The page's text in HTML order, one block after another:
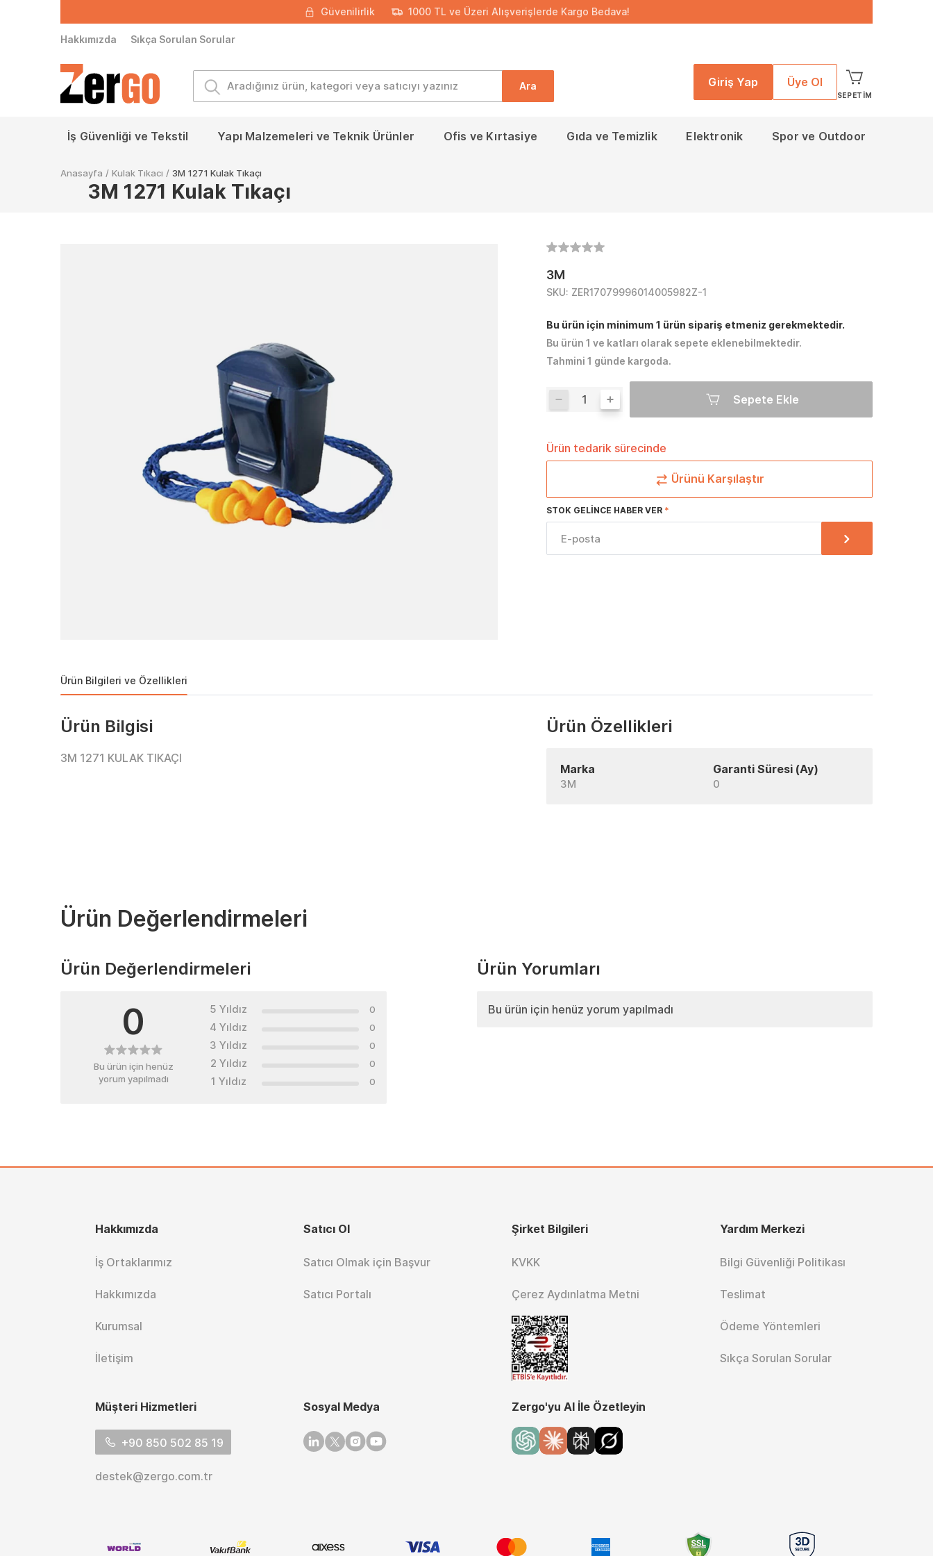
Güvenilirlik 1000 TL ve Üzeri Alışverişlerde Kargo Bedava!
Hakkımızda Sıkça Sorulan Sorular
Ara Giriş Yap Üye Ol
SEPETIM
İş Güvenliği ve Tekstil Yapı Malzemeleri ve Teknik Ürünler Ofis ve Kırtasiye Gıda ve Temizlik Elektronik Spor ve Outdoor
Anasayfa / Kulak Tıkacı / 3M 1271 Kulak Tıkaçı
3M 1271 Kulak Tıkaçı
3M
SKU: ZER17079996014005982Z-1
Bu ürün için minimum 1 ürün sipariş etmeniz gerekmektedir.
Bu ürün 1 ve katları olarak sepete eklenebilmektedir.
Tahmini 1 günde kargoda.
Sepete Ekle
Ürün tedarik sürecinde
Ürünü Karşılaştır
STOK GELINCE HABER VER
Ürün Bilgileri ve Özellikleri
Ürün Bilgisi
3M 1271 KULAK TIKAÇI
Ürün Özellikleri
Marka
3M
Garanti Süresi (Ay)
0
Ürün Değerlendirmeleri
Ürün Değerlendirmeleri
0
Bu ürün için henüz
yorum yapılmadı
5 Yıldız 0
4 Yıldız 0
3 Yıldız 0
2 Yıldız 0
1 Yıldız 0
Ürün Yorumları
Bu ürün için henüz yorum yapılmadı
Hakkımızda
İş Ortaklarımız
Hakkımızda
Kurumsal
İletişim
Satıcı Ol
Satıcı Olmak için Başvur
Satıcı Portalı
Şirket Bilgileri
KVKK
Çerez Aydınlatma Metni
Yardım Merkezi
Bilgi Güvenliği Politikası
Teslimat
Ödeme Yöntemleri
Sıkça Sorulan Sorular
Müşteri Hizmetleri
+90 850 502 85 19
destek@zergo.com.tr
Sosyal Medya
Linkedin
TwitterInstagram
Youtube
Zergo'yu AI İle Özetleyin